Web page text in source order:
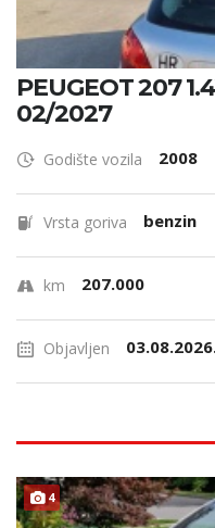
PEUGEOT 207
02/2027
Godište vozila 2008
Vrsta goriva benzin
km 207.000
Objavljen
4